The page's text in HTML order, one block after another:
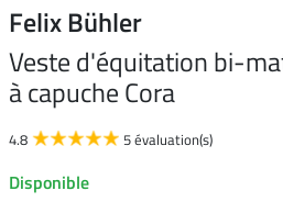
Felix Bühler
Veste d'équitation bi-
à capuche Cora
4.8 5 évaluation(s)
Disponible